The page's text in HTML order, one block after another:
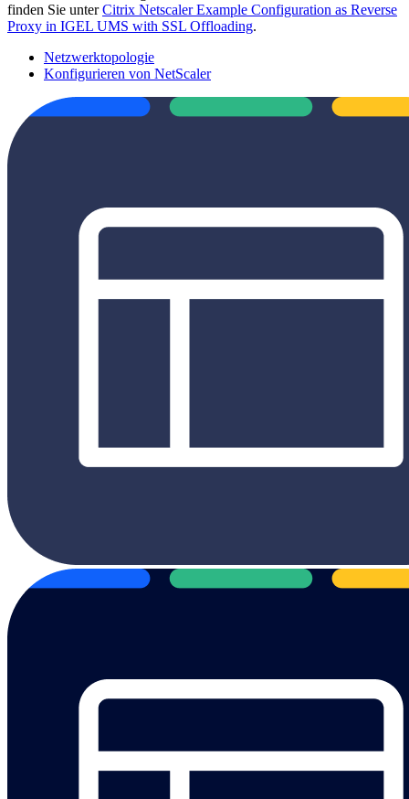
finden Sie unterCitrix Netscaler Example Configuration as Reverse
Proxy in IGEL UMS with SSL Offloading.
Netzwerktopologie
Konfigurieren von NetScaler